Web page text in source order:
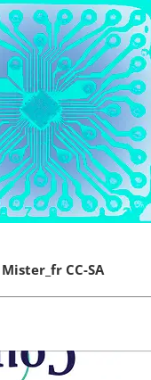
Mister_fr CC-SA